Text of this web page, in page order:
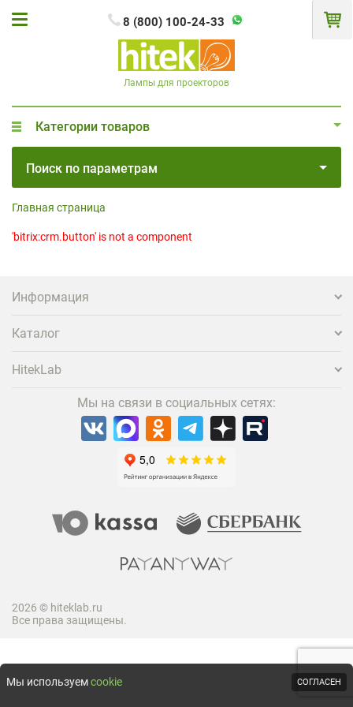
8 (800) 100-24-33
Лампы для проекторов
Категории товаров
Поиск по параметрам
Главная страница
'bitrix:crm.button' is not a component
Информация
Каталог
HitekLab
Мы на связи в социальных сетях:
2026 © hiteklab.ru
Все права защищены.
Мы используемcookie СОГЛАСЕН